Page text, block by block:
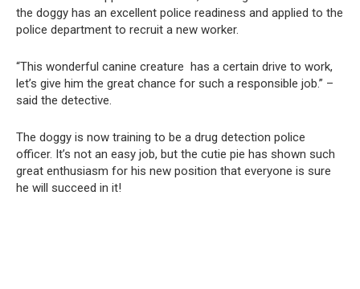
the doggy has an excellent police readiness and applied to the
police department to recruit a new worker.
“This wonderful canine creature has a certain drive to work,
let’s give him the great chance for such a responsible job.” –
said the detective.
The doggy is now training to be a drug detection police
officer. It’s not an easy job, but the cutie pie has shown such
great enthusiasm for his new position that everyone is sure
he will succeed in it!